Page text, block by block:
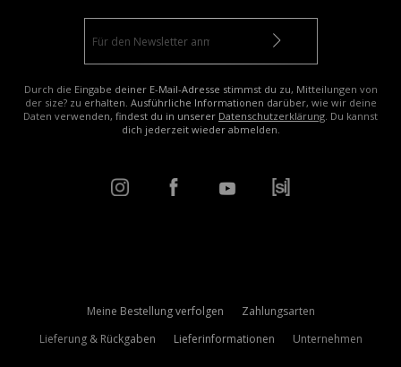
Durch die Eingabe deiner E-Mail-Adresse stimmst du zu, Mitteilungen von
der size? zu erhalten. Ausführliche Informationen darüber, wie wir deine
Daten verwenden, findest du in unserer Datenschutzerklärung. Du kannst
dich jederzeit wieder abmelden.
Meine Bestellung verfolgen
Zahlungsarten
Lieferung & Rückgaben
Lieferinformationen Unternehmen